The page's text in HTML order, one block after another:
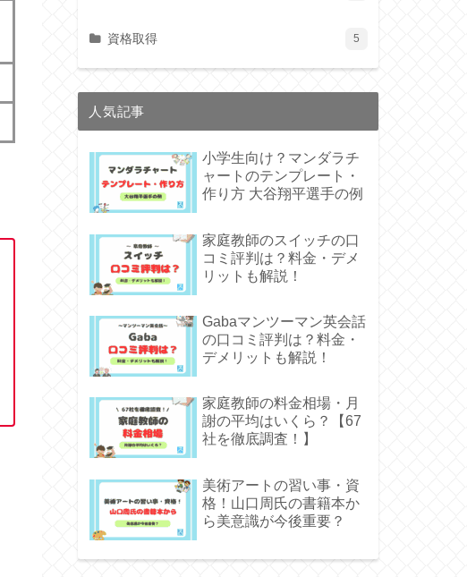
資格取得 5
人気記事
小学生向け？マンダラチ
ャートのテンプレート・
作り方 大谷翔平選手の例
家庭教師のスイッチの口
コミ評判は？料金・デメ
リットも解説！
Gabaマンツーマン英会話
の口コミ評判は？料金・
デメリットも解説！
家庭教師の料金相場・月
謝の平均はいくら？【67
社を徹底調査！】
美術アートの習い事・資
格！山口周氏の書籍本か
ら美意識が今後重要？